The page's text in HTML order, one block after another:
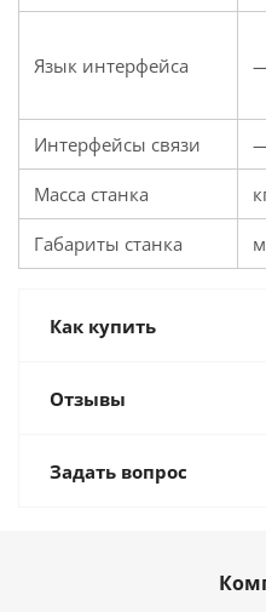
Язык интерфейса
Интерфейсы связи
Масса станка
Габариты станка
Как купить
Отзывы
Задать вопрос